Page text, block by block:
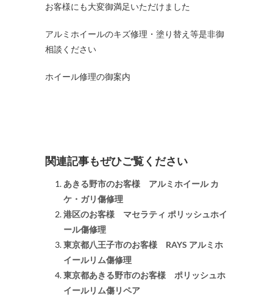
お客様にも大変御満足いただけました
アルミホイールのキズ修理・塗り替え等是非御
相談ください
ホイール修理の御案内
関連記事もぜひご覧ください
あきる野市のお客様 アルミホイール カ
ケ・ガリ傷修理
港区のお客様 マセラティ ポリッシュホイ
ール傷修理
東京都八王子市のお客様 RAYS アルミホ
イールリム傷修理
東京都あきる野市のお客様 ポリッシュホ
イールリム傷リペア